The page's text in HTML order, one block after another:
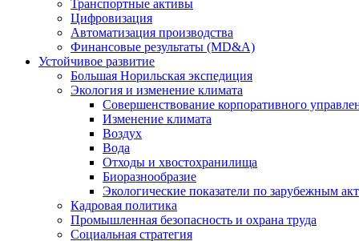
Транспортные активы
Цифровизация
Автоматизация производства
Финансовые результаты (MD&A)
Устойчивое развитие
Большая Норильская экспедиция
Экология и изменение климата
Совершенствование корпоративного
Изменение климата
Воздух
Вода
Отходы и хвостохранилища
Биоразнообразие
Экологические показатели по зарубежным
Кадровая политика
Промышленная безопасность и охрана труда
Социальная стратегия